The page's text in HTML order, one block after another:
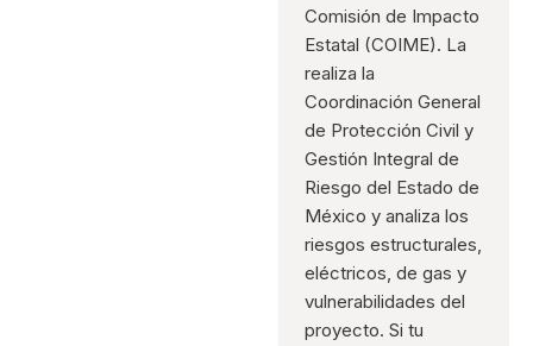
Comisión de Impacto
Estatal (COIME). La
realiza la
Coordinación General
de Protección Civil y
Gestión Integral de
Riesgo del Estado de
México y analiza los
riesgos estructurales,
eléctricos, de gas y
vulnerabilidades del
proyecto. Si tu